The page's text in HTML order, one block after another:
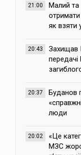
21:00
Малий та
отримати
як взяти
20:43
Захищав
20:37
Буданов
люди
20:02
«Це
МЗС